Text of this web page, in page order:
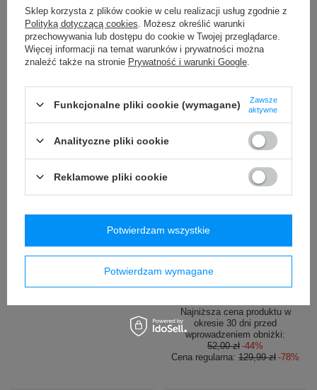
Najniższa cena produktu w
okresie 30 dni przed
wprowadzeniem obniżki:
79,99 zł -7%
-38%
antykradzieżowa Pacsafe
Vibe 100 - Beżowa
/ szt.
PROMOCJA
SAXX DAYTRIPPER Boxer
Brief Fly z rozporkiem
29,00 zł / szt.
Najniższa cena produktu w
okresie 30 dni przed
wprowadzeniem obniżki:
52,00 zł -44%
Cena regularna: 129,99 zł -78%
Sklep korzysta z plików cookie w celu realizacji usług zgodnie z
Polityką dotyczącą cookies . Możesz określić warunki
przechowywania lub dostępu do cookie w Twojej przeglądarce.
Więcej informacji na temat warunków i prywatności można
znaleźć także na stronie Prywatność i warunki Google
Funkcjonalne pliki cookie (wymagane)
Zawsze
aktywne
Analityczne pliki cookie
Reklamowe pliki cookie
Potwierdzam wymagane
Potwierdzam wszystkie